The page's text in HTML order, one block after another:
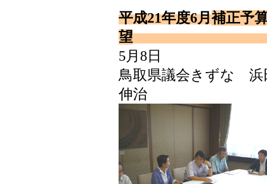
平成21年度6月補正予
望
5月8日
鳥取県議会きずな
伸治